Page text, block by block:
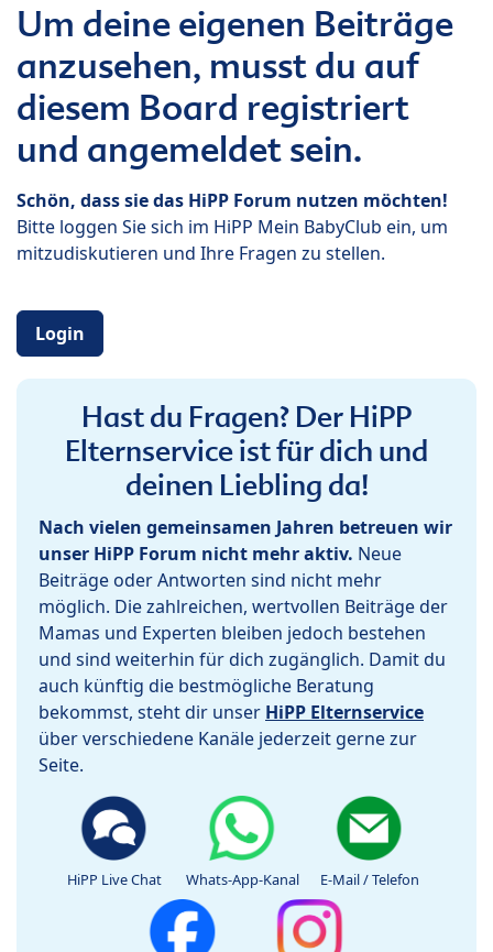
Um deine eigenen Beiträge
anzusehen, musst du auf
diesem Board registriert
und angemeldet sein.
Schön, dass sie das HiPP Forum nutzen möchten!
Bitte loggen Sie sich im HiPP Mein BabyClub ein, um
mitzudiskutieren und Ihre Fragen zu stellen.
Login
Hast du Fragen? Der HiPP
Elternservice ist für dich und
deinen Liebling da!
Nach vielen gemeinsamen Jahren betreuen wir
unser HiPP Forum nicht mehr aktiv. Neue
Beiträge oder Antworten sind nicht mehr
möglich. Die zahlreichen, wertvollen Beiträge der
Mamas und Experten bleiben jedoch bestehen
und sind weiterhin für dich zugänglich. Damit du
auch künftig die bestmögliche Beratung
bekommst, steht dir unser HiPP Elternservice
über verschiedene Kanäle jederzeit gerne zur
Seite.
HiPP Live Chat Whats-App-Kanal E-Mail / Telefon